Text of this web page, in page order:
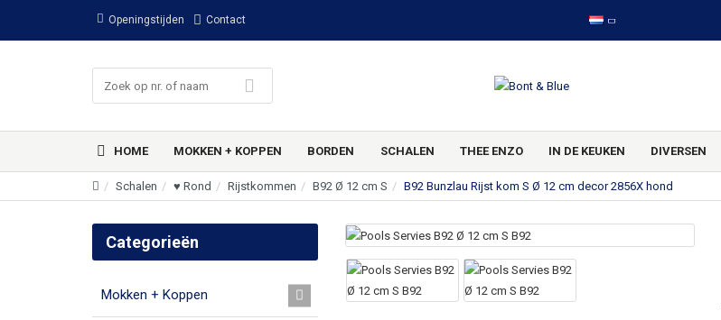
Openingstijden Contact
HOME MOKKEN + KOPPEN BORDEN SCHALEN THEE ENZO IN DE KEUKEN DIVERSEN
Schalen ♥ Rond Rijstkommen B92 Ø 12 cm S B92 Bunzlau Rijst kom S Ø 12 cm decor 2856X hond
Categorieën
Mokken + Koppen